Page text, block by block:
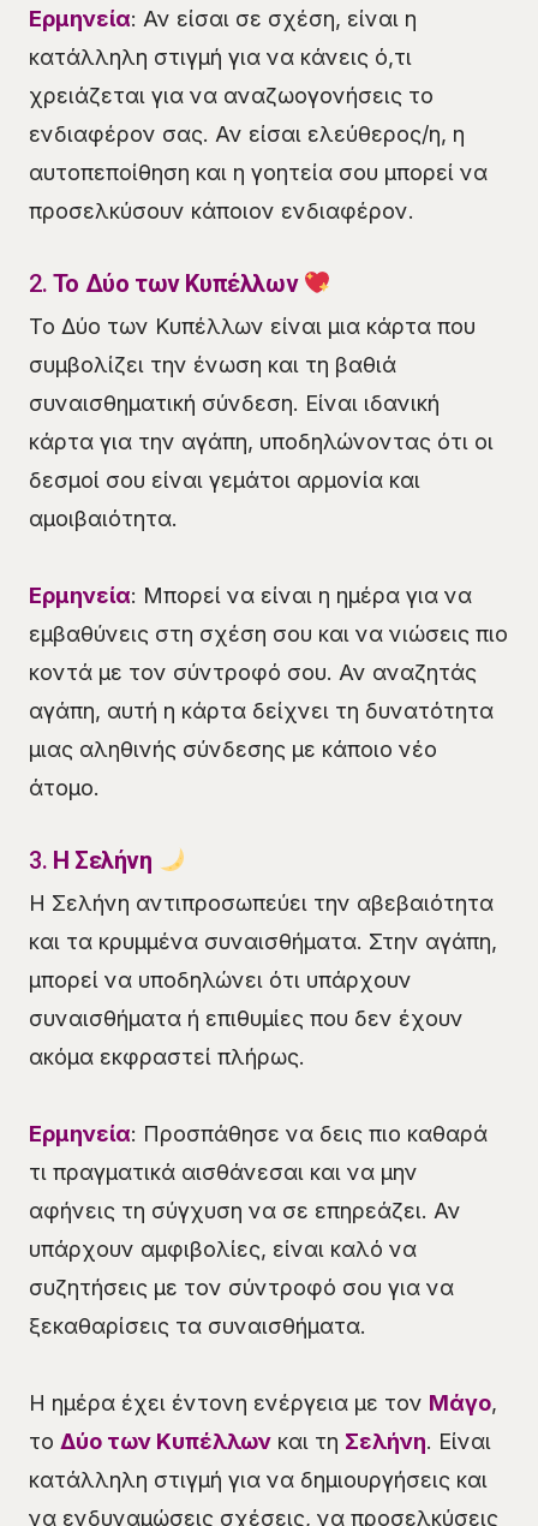
Ερμηνεία: Αν είσαι σε σχέση, είναι η
κατάλληλη στιγμή για να κάνεις ό,τι
χρειάζεται για να αναζωογονήσεις το
ενδιαφέρον σας. Αν είσαι ελεύθερος/η, η
αυτοπεποίθηση και η γοητεία σου μπορεί να
προσελκύσουν κάποιον ενδιαφέρον.
2. Το Δύο των Κυπέλλων
Το Δύο των Κυπέλλων είναι μια κάρτα που
συμβολίζει την ένωση και τη βαθιά
συναισθηματική σύνδεση. Είναι ιδανική
κάρτα για την αγάπη, υποδηλώνοντας ότι οι
δεσμοί σου είναι γεμάτοι αρμονία και
αμοιβαιότητα.
Ερμηνεία: Μπορεί να είναι η ημέρα για να
εμβαθύνεις στη σχέση σου και να νιώσεις πιο
κοντά με τον σύντροφό σου. Αν αναζητάς
αγάπη, αυτή η κάρτα δείχνει τη δυνατότητα
μιας αληθινής σύνδεσης με κάποιο νέο
άτομο.
3. Η Σελήνη
Η Σελήνη αντιπροσωπεύει την αβεβαιότητα
και τα κρυμμένα συναισθήματα. Στην αγάπη,
μπορεί να υποδηλώνει ότι υπάρχουν
συναισθήματα ή επιθυμίες που δεν έχουν
ακόμα εκφραστεί πλήρως.
Ερμηνεία: Προσπάθησε να δεις πιο καθαρά
τι πραγματικά αισθάνεσαι και να μην
αφήνεις τη σύγχυση να σε επηρεάζει. Αν
υπάρχουν αμφιβολίες, είναι καλό να
συζητήσεις με τον σύντροφό σου για να
ξεκαθαρίσεις τα συναισθήματα.
Η ημέρα έχει έντονη ενέργεια με τον Μάγο,
το Δύο των Κυπέλλων και τη Σελήνη. Είναι
κατάλληλη στιγμή για να δημιουργήσεις και
να ενδυναμώσεις σχέσεις, να προσελκύσεις